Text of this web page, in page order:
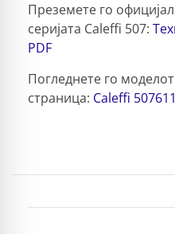
Преземете го
серијата Caleffi 507:
PDF
Погледнете го
страница: Caleffi 507611